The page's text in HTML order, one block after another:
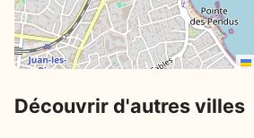
Découvrir d'autres villes